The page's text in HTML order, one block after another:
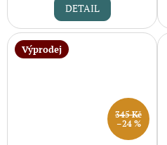
DETAIL
Výprodej
345 Kč
–24 %